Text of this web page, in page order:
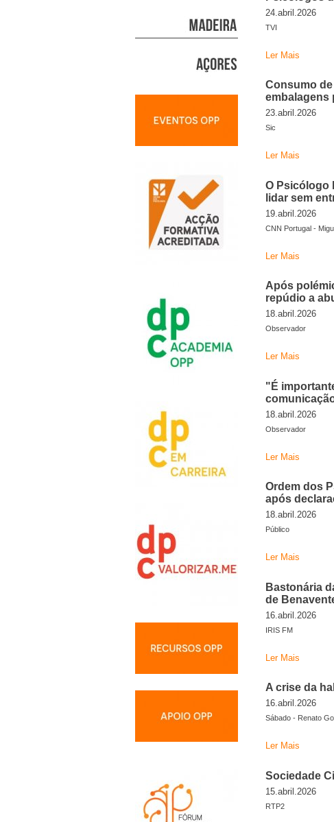
24.abril.2026
TVI
Ler Mais
Consumo
embalagens
23.abril.2026
Sic
Ler Mais
O Psicólogo
lidar sem
19.abril.2026
CNN Portugal -
Ler Mais
Após
repúdio a
18.abril.2026
Observador
Ler Mais
"É
18.abril.2026
Observador
Ler Mais
Ordem dos
após
18.abril.2026
Público
Ler Mais
Bastonária
de
16.abril.2026
IRIS FM
Ler Mais
A crise da
16.abril.2026
Sábado - Renato
Ler Mais
Sociedade
15.abril.2026
RTP2